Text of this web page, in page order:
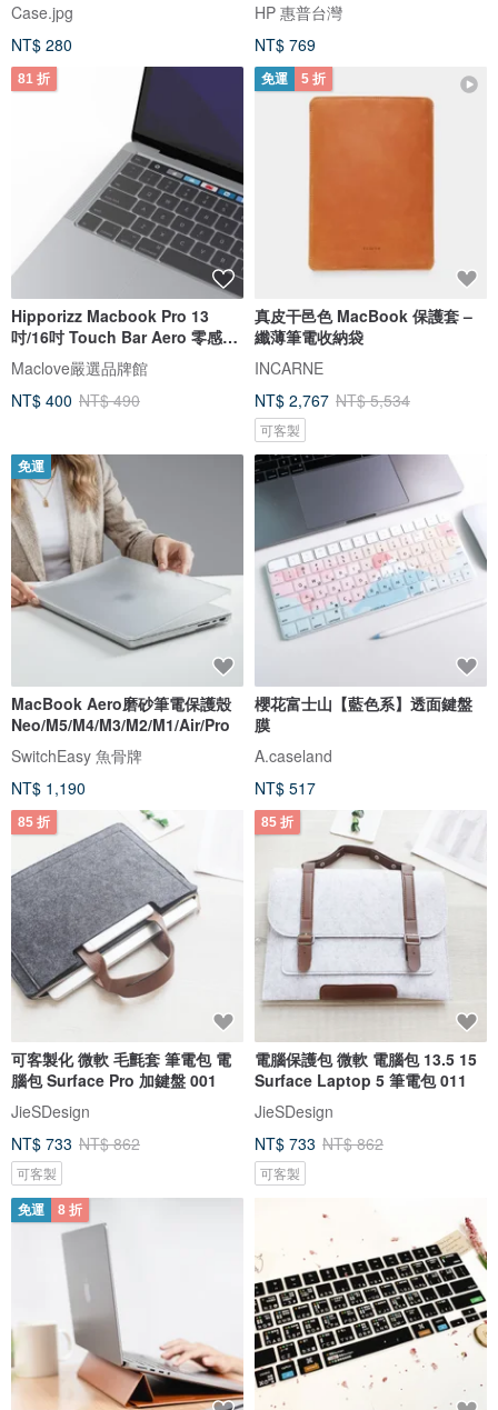
Case.jpg
NT$ 280
HP 惠普台灣
NT$ 769
81 折
Hipporizz Macbook Pro 13
吋/16吋 Touch Bar Aero 零感鍵
盤膜
Maclove嚴選品牌館
NT$ 400 NT$ 490
免運 5 折
真皮干邑色 MacBook 保護套 –
纖薄筆電收納袋
INCARNE
NT$ 2,767 NT$ 5,534
可客製
免運
MacBook Aero磨砂筆電保護殼
Neo/M5/M4/M3/M2/M1/Air/Pro
SwitchEasy 魚骨牌
NT$ 1,190
櫻花富士山【藍色系】透面鍵盤
膜
A.caseland
NT$ 517
85 折
可客製化 微軟 毛氈套 筆電包 電
腦包 Surface Pro 加鍵盤 001
JieSDesign
NT$ 733 NT$ 862
可客製
85 折
電腦保護包 微軟 電腦包 13.5 15
Surface Laptop 5 筆電包 011
JieSDesign
NT$ 733 NT$ 862
可客製
免運 8 折